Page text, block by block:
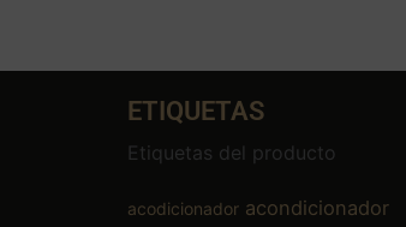
ETIQUETAS
Etiquetas del producto
acodicionador acondicionador